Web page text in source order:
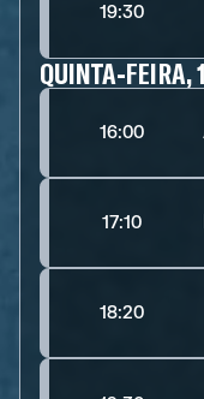
19:30
QUINTA-FEIRA,
16:00
17:10
18:20